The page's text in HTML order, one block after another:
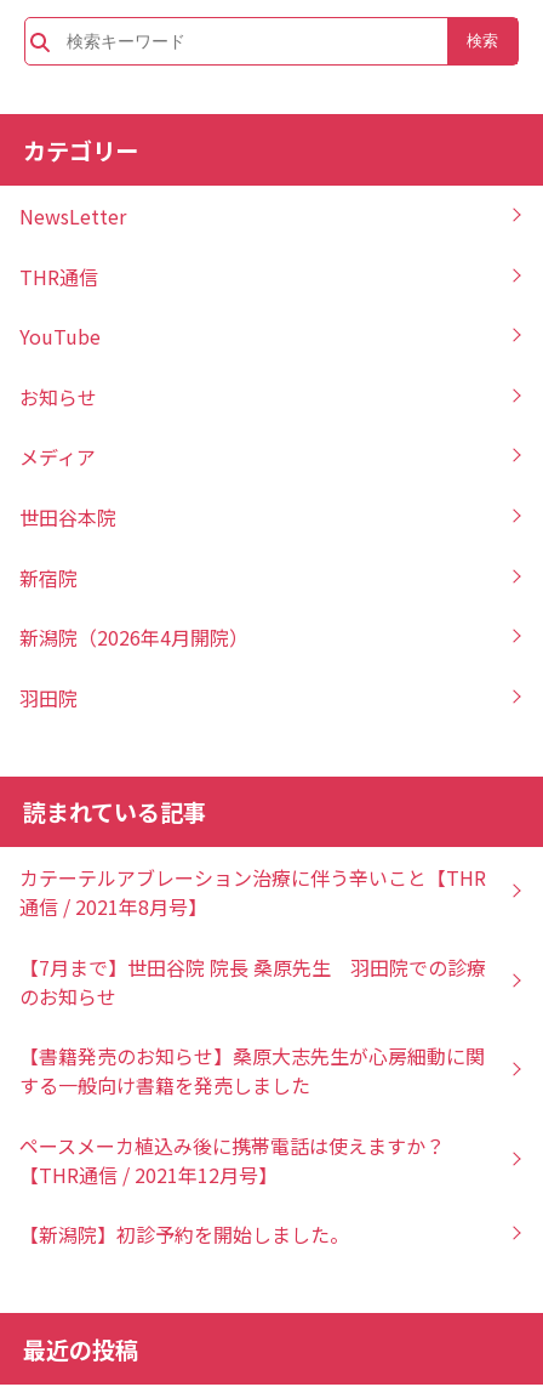
カテゴリー
NewsLetter
THR通信
YouTube
お知らせ
メディア
世田谷本院
新宿院
新潟院（2026年4月開院）
羽田院
読まれている記事
カテーテルアブレーション治療に伴う辛いこと【THR
通信 / 2021年8月号】
【7月まで】世田谷院 院長 桑原先生 羽田院での診療
のお知らせ
【書籍発売のお知らせ】桑原大志先生が心房細動に関
する一般向け書籍を発売しました
ペースメーカ植込み後に携帯電話は使えますか？
【THR通信 / 2021年12月号】
【新潟院】初診予約を開始しました。
最近の投稿